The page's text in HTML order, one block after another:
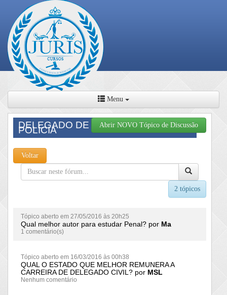
Menu
Abrir NOVO Tópico de Discussão
DELEGADO DE
POLÍCIA
Voltar
2 tópicos
Tópico aberto em 27/05/2016 às 20h25
Qual melhor autor para estudar Penal? por Ma
1 comentário(s)
Tópico aberto em 16/03/2016 às 00h38
QUAL O ESTADO QUE MELHOR REMUNERA A
CARREIRA DE DELEGADO CIVIL? por MSL
Nenhum comentário